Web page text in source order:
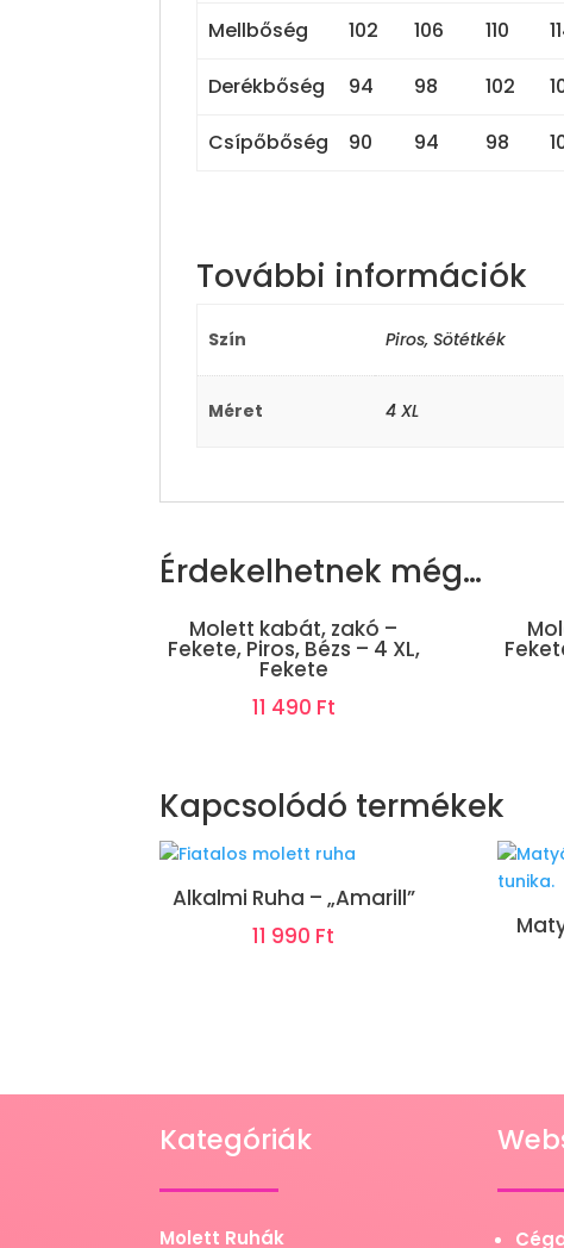
Mellbőség 102 106 110
Derékbőség 94 98 102
Csípőbőség 90 94 98
További információk
Szín Piros, Sötétkék
Méret 4 XL
Érdekelhetnek még…
Molett kabát, zakó –
Fekete, Piros, Bézs – 4 XL,
Fekete
11 490 Ft
Kapcsolódó termékek
Alkalmi Ruha – „Amarill”
11 990 Ft
Kategóriák
Molett Ruhák